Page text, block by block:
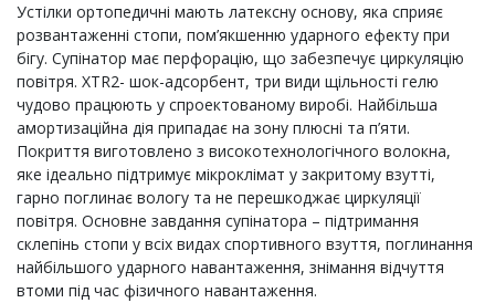
Устілки ортопедичні мають латексну основу, яка сприяє
розвантаженні стопи, пом’якшенню ударного ефекту при
бігу. Супінатор має перфорацію, що забезпечує циркуляцію
повітря. XTR2- шок-адсорбент, три види щільності гелю
чудово працюють у спроектованому виробі. Найбільша
амортизаційна дія припадає на зону плюсні та п’яти.
Покриття виготовлено з високотехнологічного волокна,
яке ідеально підтримує мікроклімат у закритому взутті,
гарно поглинає вологу та не перешкоджає циркуляції
повітря. Основне завдання супінатора – підтримання
склепінь стопи у всіх видах спортивного взуття, поглинання
найбільшого ударного навантаження, знімання відчуття
втоми під час фізичного навантаження.